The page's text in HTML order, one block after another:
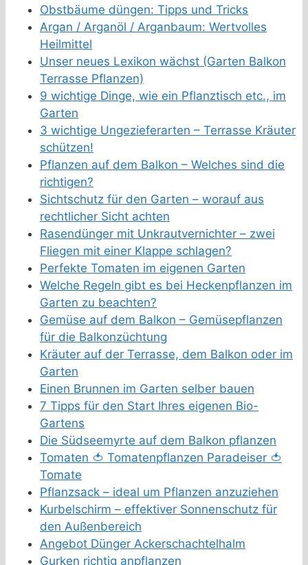
Obstbäume düngen: Tipps und Tricks
Argan / Arganöl / Arganbaum: Wertvolles
Heilmittel
Unser neues Lexikon wächst (Garten Balkon
Terrasse Pflanzen)
9 wichtige Dinge, wie ein Pflanztisch etc., im
Garten
3 wichtige Ungezieferarten – Terrasse Kräuter
schützen!
Pflanzen auf dem Balkon – Welches sind die
richtigen?
Sichtschutz für den Garten – worauf aus
rechtlicher Sicht achten
Rasendünger mit Unkrautvernichter – zwei
Fliegen mit einer Klappe schlagen?
Perfekte Tomaten im eigenen Garten
Welche Regeln gibt es bei Heckenpflanzen im
Garten zu beachten?
Gemüse auf dem Balkon – Gemüsepflanzen
für die Balkonzüchtung
Kräuter auf der Terrasse, dem Balkon oder im
Garten
Einen Brunnen im Garten selber bauen
7 Tipps für den Start Ihres eigenen Bio-
Gartens
Die Südseemyrte auf dem Balkon pflanzen
Tomaten 🍅 Tomatenpflanzen Paradeiser 🍅
Tomate
Pflanzsack – ideal um Pflanzen anzuziehen
Kurbelschirm – effektiver Sonnenschutz für
den Außenbereich
Angebot Dünger Ackerschachtelhalm
Gurken richtig anpflanzen